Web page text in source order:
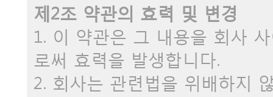
제2조 약관의 효력 및 변경
1. 이 약관은 그 내용을 회사
로써 효력을 발생합니다.
2. 회사는 관련법을 위배하지